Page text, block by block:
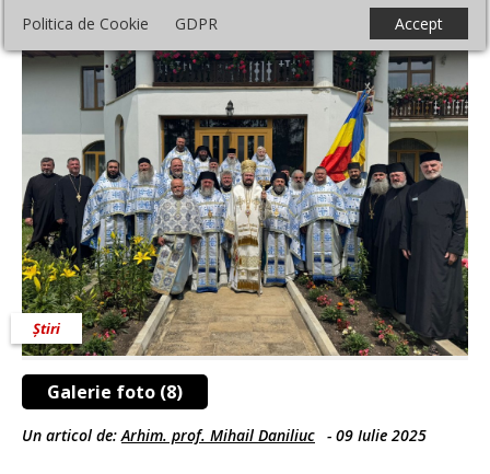
Politica de Cookie GDPR Accept
Galerie foto (8)
Știri
Un articol de: Arhim. prof. Mihail Daniliuc - 09 Iulie 2025